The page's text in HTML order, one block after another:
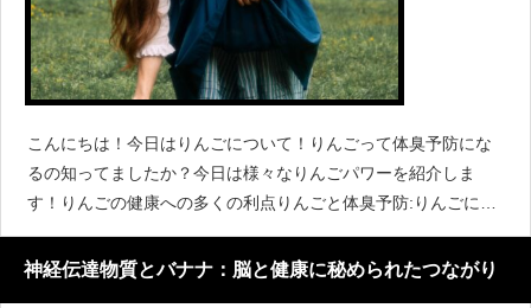
こんにちは！今日はりんごについて！りんごって体臭予防にな
るの知ってましたか？今日は様々なりんごパワーを紹介しま
す！りんごの健康への多くの利点りんごと体臭予防:りんごに含
まれる天然ポリフェノールや食物繊維が体臭の原因物質を吸
収・排泄りんごの消化酵
神経伝達物質とバナナ：脳と健康に秘められたつながり